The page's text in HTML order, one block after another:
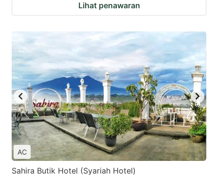
Lihat penawaran
AC
Sahira Butik Hotel (Syariah Hotel)